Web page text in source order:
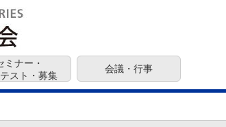
ミナー・
スト・募集
会議・行事